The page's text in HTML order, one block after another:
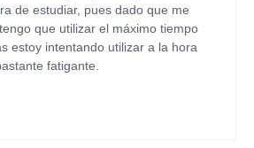
de estudiar, pues dado que me
que utilizar el máximo tiempo
estoy intentando utilizar a la hora
fatigante.